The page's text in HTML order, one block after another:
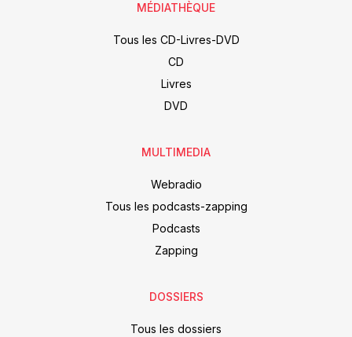
MÉDIATHÈQUE
Tous les CD-Livres-DVD
CD
Livres
DVD
MULTIMEDIA
Webradio
Tous les podcasts-zapping
Podcasts
Zapping
DOSSIERS
Tous les dossiers